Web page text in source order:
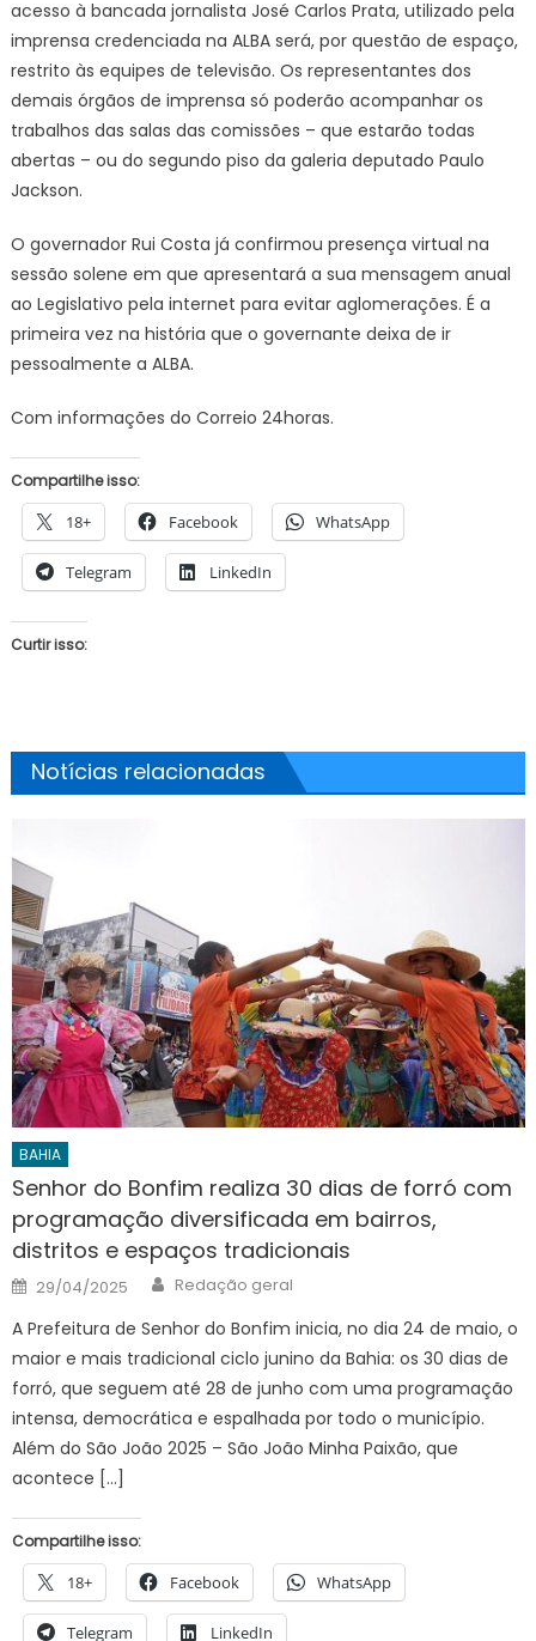
acesso à bancada jornalista José Carlos Prata, utilizado pela
imprensa credenciada na ALBA será, por questão de espaço,
restrito às equipes de televisão. Os representantes dos
demais órgãos de imprensa só poderão acompanhar os
trabalhos das salas das comissões – que estarão todas
abertas – ou do segundo piso da galeria deputado Paulo
Jackson.
O governador Rui Costa já confirmou presença virtual na
sessão solene em que apresentará a sua mensagem anual
ao Legislativo pela internet para evitar aglomerações. É a
primeira vez na história que o governante deixa de ir
pessoalmente a ALBA.
Com informações do Correio 24horas.
Compartilhe isso:
18+ Facebook WhatsApp
Telegram LinkedIn
Curtir isso:
Notícias relacionadas
BAHIA
Senhor do Bonfim realiza 30 dias de forró com
programação diversificada em bairros,
distritos e espaços tradicionais
Posted
on
29/04/2025 Author
Redação geral
A Prefeitura de Senhor do Bonfim inicia, no dia 24 de maio, o
maior e mais tradicional ciclo junino da Bahia: os 30 dias de
forró, que seguem até 28 de junho com uma programação
intensa, democrática e espalhada por todo o município.
Além do São João 2025 – São João Minha Paixão, que
acontece […]
Compartilhe isso:
18+ Facebook WhatsApp
Telegram LinkedIn